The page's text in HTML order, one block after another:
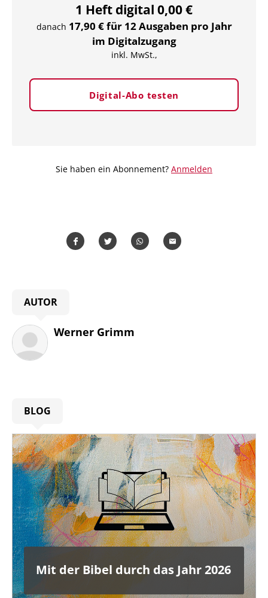
1 Heft digital 0,00 €
danach 17,90 € für 12 Ausgaben pro Jahr
im Digitalzugang
inkl. MwSt.,
Digital-Abo testen
Sie haben ein Abonnement? Anmelden
AUTOR
Werner Grimm
BLOG
Mit der Bibel durch das Jahr 2026